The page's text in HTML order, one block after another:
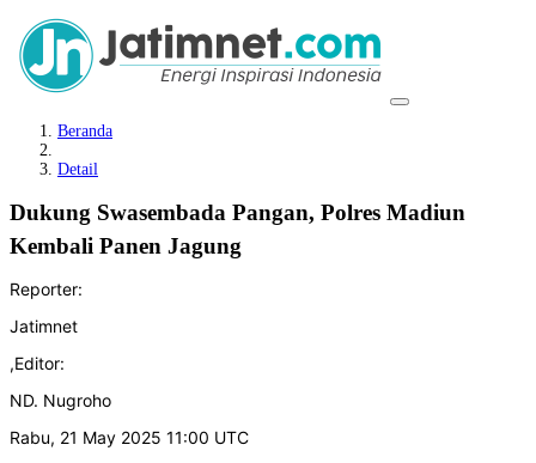
Beranda
Detail
Dukung Swasembada Pangan, Polres Madiun
Kembali Panen Jagung
Reporter:
Jatimnet
,Editor:
ND. Nugroho
Rabu, 21 May 2025 11:00 UTC